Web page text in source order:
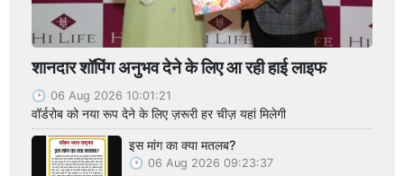
शानदार शॉपिंग अनुभव देने के लिए आ रही हाई लाइफ
06 Aug 2026 10:01:21
वॉर्डरोब को नया रूप देने के लिए ज़रूरी हर चीज़ यहां मिलेगी
इस मांग का क्या मतलब?
06 Aug 2026 09:23:37